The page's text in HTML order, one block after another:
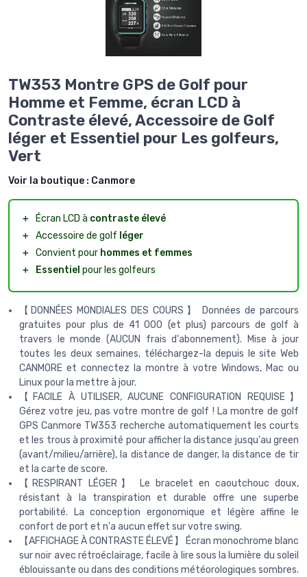
TW353 Montre GPS de Golf pour
Homme et Femme, écran LCD à
Contraste élevé, Accessoire de Golf
léger et Essentiel pour Les golfeurs,
Vert
Voir la boutique : Canmore
＋ Écran LCD à contraste élevé
＋ Accessoire de golf léger
＋ Convient pour hommes et femmes
＋
Essentiel pour les golfeurs
【DONNÉES MONDIALES DES COURS】 Données de parcours
gratuites pour plus de 41 000 (et plus) parcours de golf à
travers le monde (AUCUN frais d'abonnement). Mise à jour
toutes les deux semaines, téléchargez-la depuis le site Web
CANMORE et connectez la montre à votre Windows, Mac ou
Linux pour la mettre à jour.
【FACILE À UTILISER, AUCUNE CONFIGURATION REQUISE】
Gérez votre jeu, pas votre montre de golf ! La montre de golf
GPS Canmore TW353 recherche automatiquement les courts
et les trous à proximité pour afficher la distance jusqu'au green
(avant/milieu/arrière), la distance de danger, la distance de tir
et la carte de score.
【RESPIRANT LÉGER】 Le bracelet en caoutchouc doux,
résistant à la transpiration et durable offre une superbe
portabilité. La conception ergonomique et légère affine le
confort de port et n'a aucun effet sur votre swing.
【AFFICHAGE À CONTRASTE ÉLEVÉ】 Écran monochrome blanc
sur noir avec rétroéclairage, facile à lire sous la lumière du soleil
éblouissante ou dans des conditions météorologiques sombres.